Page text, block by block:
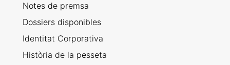
Notes de premsa
Dossiers disponibles
Identitat Corporativa
Història de la pesseta